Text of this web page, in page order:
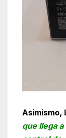
Asimismo,
que llega